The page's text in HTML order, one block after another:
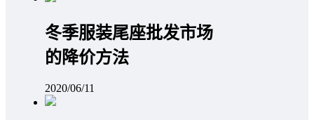
冬季服装尾座批发市场
的降价方法
2020/06/11